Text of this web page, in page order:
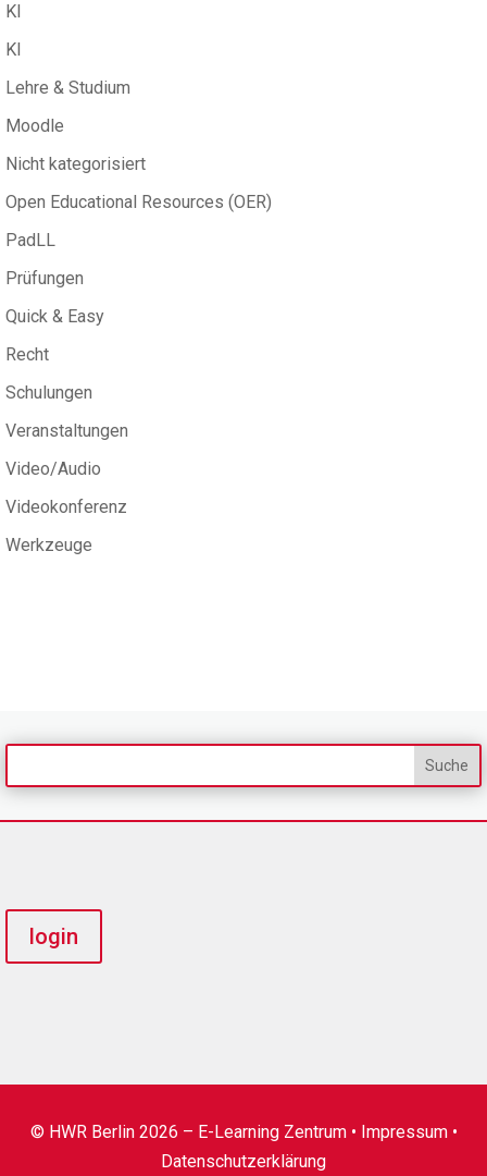
KI
KI
Lehre & Studium
Moodle
Nicht kategorisiert
Open Educational Resources (OER)
PadLL
Prüfungen
Quick & Easy
Recht
Schulungen
Veranstaltungen
Video/Audio
Videokonferenz
Werkzeuge
login
© HWR Berlin 2026 – E-Learning Zentrum • Impressum•
Datenschutzerklärung